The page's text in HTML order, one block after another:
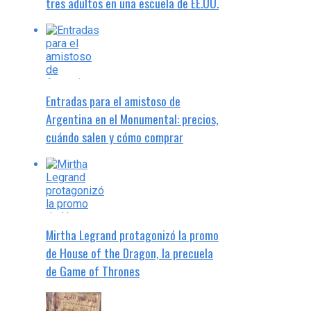
Entradas para el amistoso de
Argentina en el Monumental: precios,
cuándo salen y cómo comprar
Mirtha Legrand protagonizó la promo
de House of the Dragon, la precuela
de Game of Thrones